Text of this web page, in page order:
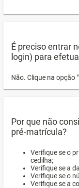
É preciso entrar
login) para
Não. Clique na opção
Por que não
pré-matrícula?
Verifique se o
cedilha;
Verifique se a
Verifique se o
Verifique se a